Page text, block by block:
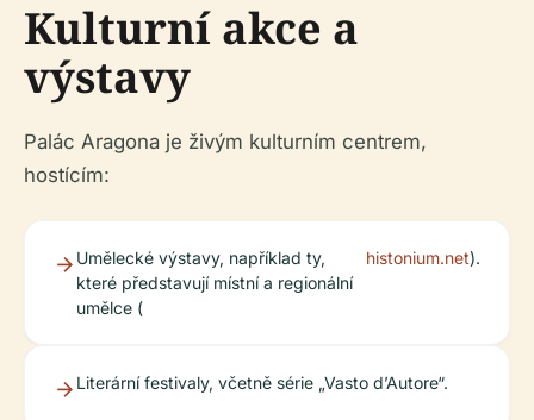
Kulturní akce a
výstavy
Palác Aragona je živým kulturním centrem,
hostícím:
Umělecké výstavy, například ty,
které představují místní a regionální
umělce (
histonium.net).
Literární festivaly, včetně série „Vasto d’Autore“.